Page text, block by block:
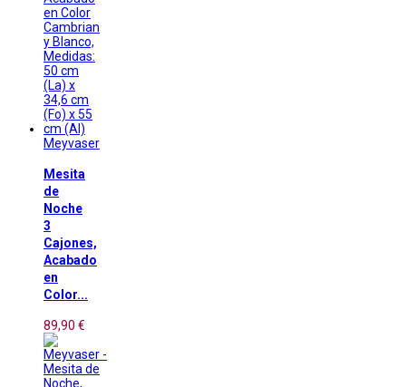
Meyvaser
Mesita
de
Noche
3
Cajones,
Acabado
en
Color...
89,90 €